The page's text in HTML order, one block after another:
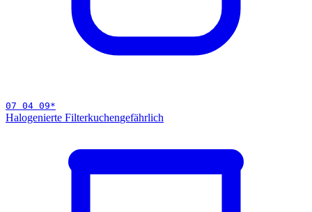
07 04 09*
Halogenierte Filterkuchengefährlich